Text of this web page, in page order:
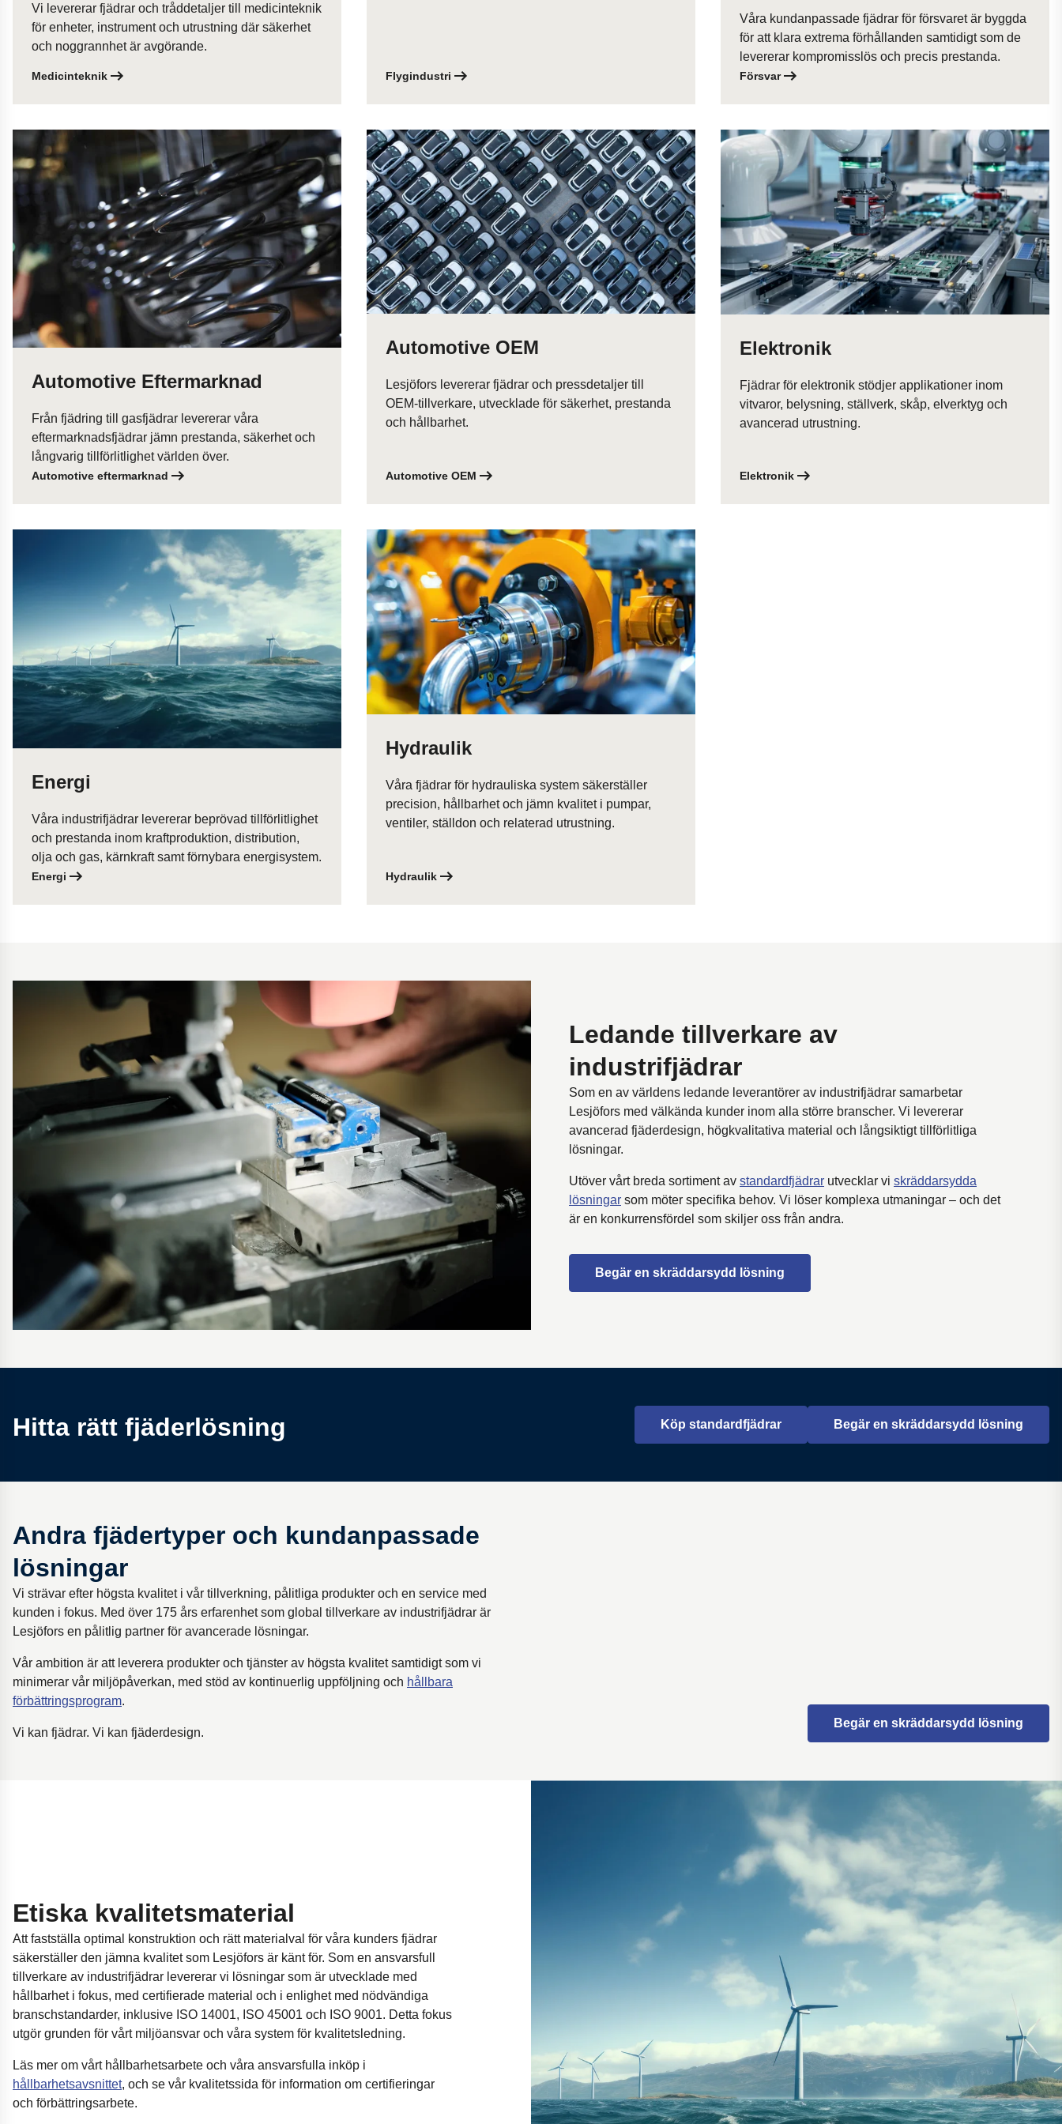
Vi levererar fjädrar och tråddetaljer till medicinteknik
för enheter, instrument och utrustning där säkerhet
och noggrannhet är avgörande.
Medicinteknik Flygindustri
Våra kundanpassade fjädrar för försvaret är byggda
för att klara extrema förhållanden samtidigt som de
levererar kompromisslös och precis prestanda.
Försvar
Automotive Eftermarknad
Från fjädring till gasfjädrar levererar våra
eftermarknadsfjädrar jämn prestanda, säkerhet och
långvarig tillförlitlighet världen över.
Automotive eftermarknad
Automotive OEM
Lesjöfors levererar fjädrar och pressdetaljer till
OEM-tillverkare, utvecklade för säkerhet, prestanda
och hållbarhet.
Automotive OEM
Elektronik
Fjädrar för elektronik stödjer applikationer inom
vitvaror, belysning, ställverk, skåp, elverktyg och
avancerad utrustning.
Elektronik
Energi
Våra industrifjädrar levererar beprövad tillförlitlighet
och prestanda inom kraftproduktion, distribution,
olja och gas, kärnkraft samt förnybara energisystem.
Energi
Hydraulik
Våra fjädrar för hydrauliska system säkerställer
precision, hållbarhet och jämn kvalitet i pumpar,
ventiler, ställdon och relaterad utrustning.
Hydraulik
Ledande tillverkare av
industrifjädrar
Som en av världens ledande leverantörer av industrifjädrar samarbetar
Lesjöfors med välkända kunder inom alla större branscher. Vi levererar
avancerad fjäderdesign, högkvalitativa material och långsiktigt tillförlitliga
lösningar.
Utöver vårt breda sortiment av standardfjädrar utvecklar vi skräddarsydda
lösningar som möter specifika behov. Vi löser komplexa utmaningar – och det
är en konkurrensfördel som skiljer oss från andra.
Begär en skräddarsydd lösning
Hitta rätt fjäderlösning Köp standardfjädrar
Öppnas i en ny flik Begär en skräddarsydd lösning
Andra fjädertyper och kundanpassade
lösningar
Vi strävar efter högsta kvalitet i vår tillverkning, pålitliga produkter och en service med
kunden i fokus. Med över 175 års erfarenhet som global tillverkare av industrifjädrar är
Lesjöfors en pålitlig partner för avancerade lösningar.
Vår ambition är att leverera produkter och tjänster av högsta kvalitet samtidigt som vi
minimerar vår miljöpåverkan, med stöd av kontinuerlig uppföljning och hållbara
förbättringsprogram.
Vi kan fjädrar. Vi kan fjäderdesign.
Begär en skräddarsydd lösning
Etiska kvalitetsmaterial
Att fastställa optimal konstruktion och rätt materialval för våra kunders fjädrar
säkerställer den jämna kvalitet som Lesjöfors är känt för. Som en ansvarsfull
tillverkare av industrifjädrar levererar vi lösningar som är utvecklade med
hållbarhet i fokus, med certifierade material och i enlighet med nödvändiga
branschstandarder, inklusive ISO 14001, ISO 45001 och ISO 9001. Detta fokus
utgör grunden för vårt miljöansvar och våra system för kvalitetsledning.
Läs mer om vårt hållbarhetsarbete och våra ansvarsfulla inköp i
hållbarhetsavsnittet, och se vår kvalitetssida för information om certifieringar
och förbättringsarbete.